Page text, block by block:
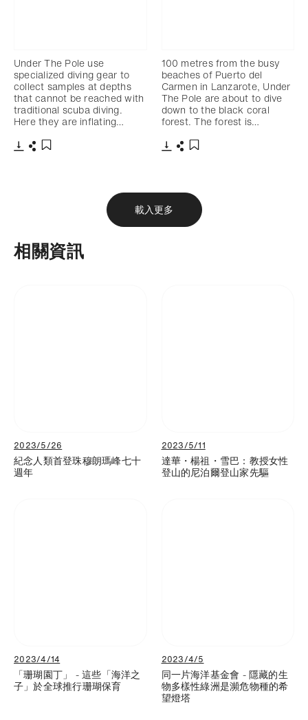
Under The Pole use
specialized diving gear to
collect samples at depths
that cannot be reached with
traditional scuba diving.
Here they are inflating…
100 metres from the busy
beaches of Puerto del
Carmen in Lanzarote, Under
The Pole are about to dive
down to the black coral
forest. The forest is…
載入更多
相關資訊
2023/5/26
紀念人類首登珠穆朗瑪峰七十
週年
2023/5/11
達華・楊祖・雪巴：教授女性
登山的尼泊爾登山家先驅
2023/4/14
「珊瑚園丁」 - 這些「海洋之
子」於全球推行珊瑚保育
2023/4/5
同一片海洋基金會 - 隱藏的生
物多樣性綠洲是瀕危物種的希
望燈塔